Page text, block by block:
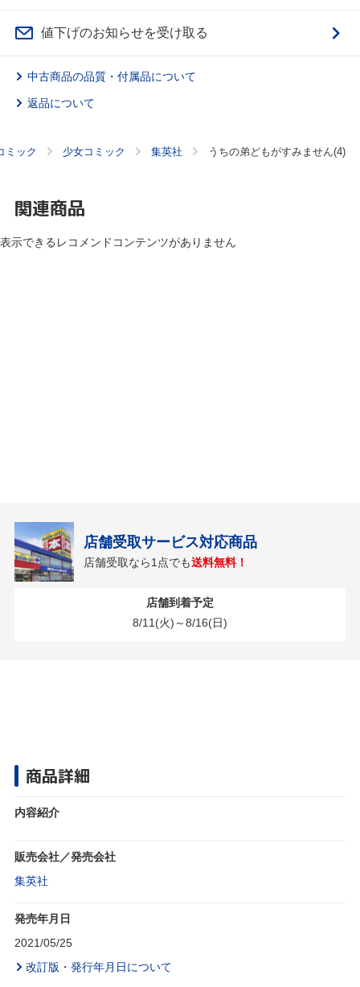
値下げのお知らせを受け取る
中古商品の品質・付属品について
返品について
ミック 少女コミック 集英社 うちの弟どもがすみません(4)
関連商品
表示できるレコメンドコンテンツがありません
店舗受取サービス対応商品
店舗受取なら1点でも送料無料！
店舗到着予定
8/11(火)～8/16(日)
商品詳細
内容紹介
販売会社／発売会社
集英社
発売年月日
2021/05/25
改訂版・発行年月日について